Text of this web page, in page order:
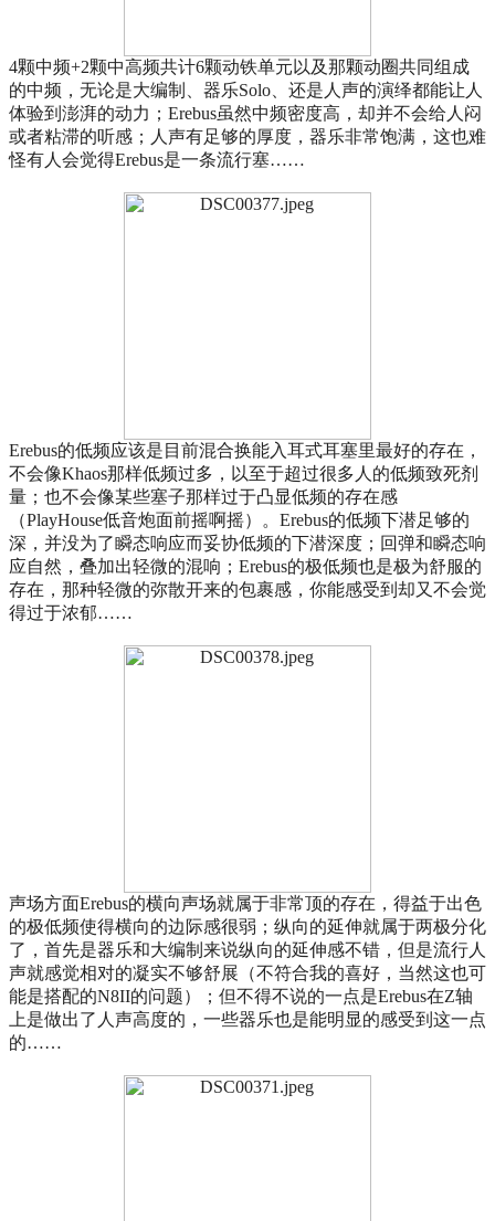
4颗中频+2颗中高频共计6颗动铁单元以及那颗动圈共同组成
的中频，无论是大编制、器乐Solo、还是人声的演绎都能让人
体验到澎湃的动力；Erebus虽然中频密度高，却并不会给人闷
或者粘滞的听感；人声有足够的厚度，器乐非常饱满，这也难
怪有人会觉得Erebus是一条流行塞……
Erebus的低频应该是目前混合换能入耳式耳塞里最好的存在，
不会像Khaos那样低频过多，以至于超过很多人的低频致死剂
量；也不会像某些塞子那样过于凸显低频的存在感
（PlayHouse低音炮面前摇啊摇）。Erebus的低频下潜足够的
深，并没为了瞬态响应而妥协低频的下潜深度；回弹和瞬态响
应自然，叠加出轻微的混响；Erebus的极低频也是极为舒服的
存在，那种轻微的弥散开来的包裹感，你能感受到却又不会觉
得过于浓郁……
声场方面Erebus的横向声场就属于非常顶的存在，得益于出色
的极低频使得横向的边际感很弱；纵向的延伸就属于两极分化
了，首先是器乐和大编制来说纵向的延伸感不错，但是流行人
声就感觉相对的凝实不够舒展（不符合我的喜好，当然这也可
能是搭配的N8II的问题）；但不得不说的一点是Erebus在Z轴
上是做出了人声高度的，一些器乐也是能明显的感受到这一点
的……